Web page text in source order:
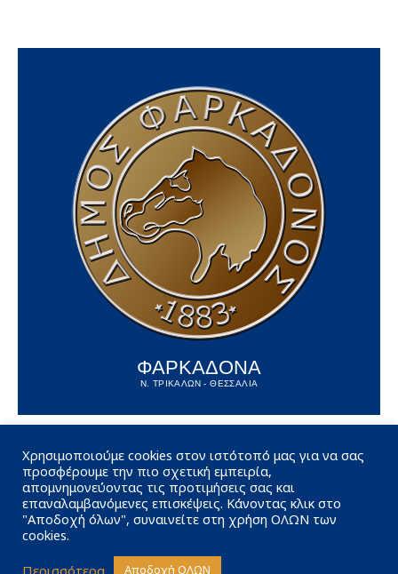
ΦΑΡΚΑΔΟΝΑ
Ν. ΤΡΙΚΑΛΩΝ - ΘΕΣΣΑΛΙΑ
Χρησιμοποιούμε cookies στον ιστότοπό μας για να σας
προσφέρουμε την πιο σχετική εμπειρία,
απομνημονεύοντας τις προτιμήσεις σας και
επαναλαμβανόμενες επισκέψεις. Κάνοντας κλικ στο
"Αποδοχή όλων", συναινείτε στη χρήση ΟΛΩΝ των
cookies.
Περισσότερα
Αποδοχή ΟΛΩΝ